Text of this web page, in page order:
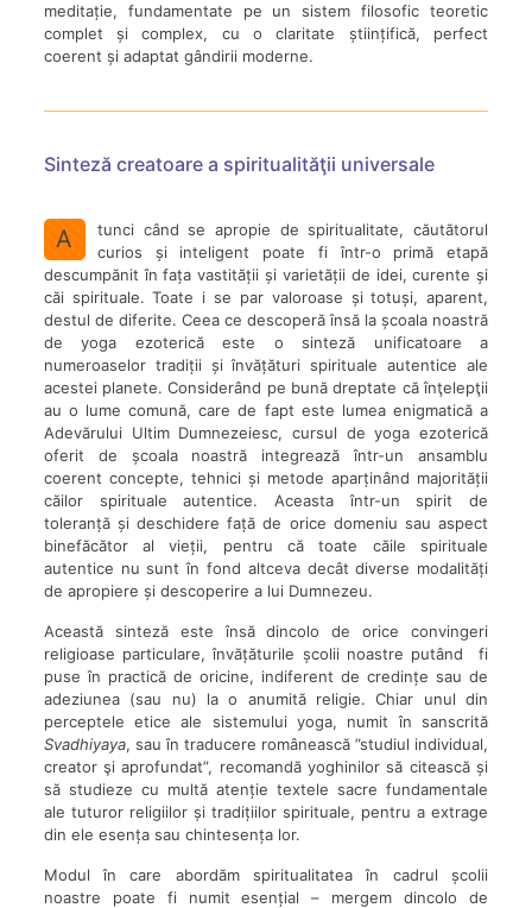
meditație, fundamentate pe un sistem filosofic teoretic
complet și complex, cu o claritate științifică, perfect
coerent și adaptat gândirii moderne.
Sinteză creatoare a spiritualităţii universale
A
tunci când se apropie de spiritualitate, căutătorul
curios și inteligent poate fi într-o primă etapă
descumpănit în fața vastității și varietății de idei, curente și
căi spirituale. Toate i se par valoroase și totuși, aparent,
destul de diferite. Ceea ce descoperă însă la școala noastră
de yoga ezoterică este o sinteză unificatoare a
numeroaselor tradiții și învățături spirituale autentice ale
acestei planete. Considerând pe bună dreptate că înţelepţii
au o lume comună, care de fapt este lumea enigmatică a
Adevărului Ultim Dumnezeiesc, cursul de yoga ezoterică
oferit de școala noastră integrează într-un ansamblu
coerent concepte, tehnici și metode aparținând majorității
căilor spirituale autentice. Aceasta într-un spirit de
toleranță și deschidere față de orice domeniu sau aspect
binefăcător al vieții, pentru că toate căile spirituale
autentice nu sunt în fond altceva decât diverse modalități
de apropiere și descoperire a lui Dumnezeu.
Această sinteză este însă dincolo de orice convingeri
religioase particulare, învățăturile școlii noastre putând fi
puse în practică de oricine, indiferent de credințe sau de
adeziunea (sau nu) la o anumită religie. Chiar unul din
perceptele etice ale sistemului yoga, numit în sanscrită
Svadhiyaya, sau în traducere românească ”studiul individual,
creator şi aprofundat”, recomandă yoghinilor să citească și
să studieze cu multă atenție textele sacre fundamentale
ale tuturor religiilor și tradițiilor spirituale, pentru a extrage
din ele esența sau chintesența lor.
Modul în care abordăm spiritualitatea în cadrul școlii
noastre poate fi numit esențial – mergem dincolo de